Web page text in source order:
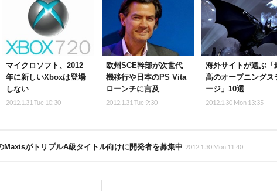
マイクロソフト、2012
年に新しいXboxは登場
しない
2012.1.31 Tue 10:30
欧州SCE幹部が次世代
機移行や日本のPS Vita
ローンチに言及
2012.1.31 Tue 9:30
海外サイトが選ぶ「
高のオープニングス
ージ」10選
2012.1.30 Mon 13:35
MaxisがトリプルA級タイトル向けに開発者を募集中 2012.1.30 Mon 11:40